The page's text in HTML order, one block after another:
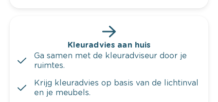
Kleuradvies aan huis
Ga samen met de kleuradviseur door je
ruimtes.
Krijg kleuradvies op basis van de lichtinval
en je meubels.